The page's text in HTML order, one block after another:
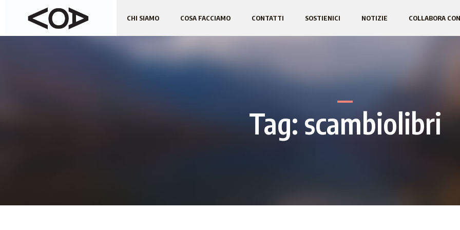
CHI SIAMO COSA FACCIAMO CONTATTI SOSTIENICI NOTIZIE COLLABORA
Tag:scambiolibri